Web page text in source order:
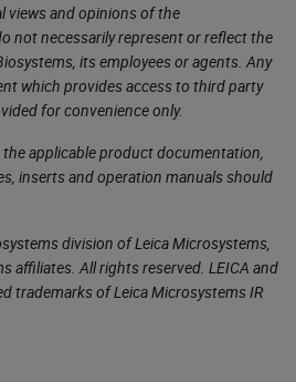
views and opinions of the
not necessarily represent or reflect the
its employees or agents. Any
which provides access to third party
for convenience only.
applicable product documentation,
inserts and operation manuals should
division of Leica Microsystems,
affiliates. All rights reserved. LEICA and
trademarks of Leica Microsystems IR